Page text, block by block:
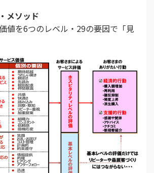
メソッド
値を6つのレベル・29の要因で「見